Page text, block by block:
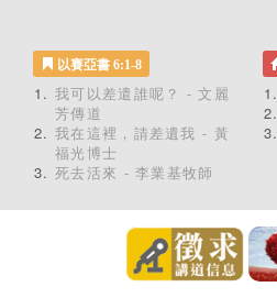
以賽亞書 6:1-8
我可以差遣誰呢？ - 文麗
芳傳道
我在這裡，請差遺我 - 黃
福光博士
死去活來 - 李業基牧師